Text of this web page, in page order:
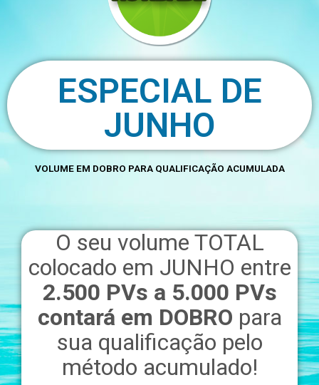
ESPECIAL DE
JUNHO
VOLUME EM DOBRO PARA QUALIFICAÇÃO ACUMULADA
O seu volume TOTAL
colocado em JUNHO entre
2.500 PVs a 5.000 PVs
contará em DOBRO para
sua qualificação pelo
método acumulado!